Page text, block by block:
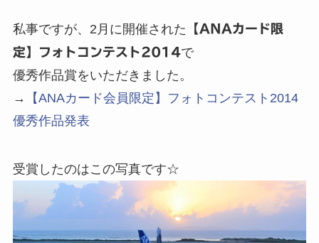
私事ですが、2月に開催された
【ANAカード限
定】フォトコンテスト2014で
優秀作品賞をいただきました。
→
【ANAカード会員限定】フォトコンテスト2014
優秀作品発表
受賞したのはこの写真です☆